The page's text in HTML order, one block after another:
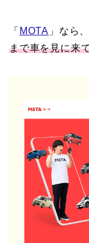
「 MOTA 」なら
まで車を見に来